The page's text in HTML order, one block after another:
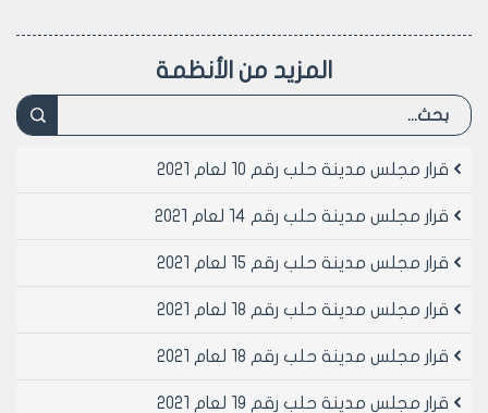
المزيد من الأنظمة
قرار مجلس مدينة حلب رقم 10 لعام 2021
قرار مجلس مدينة حلب رقم 14 لعام 2021
قرار مجلس مدينة حلب رقم 15 لعام 2021
قرار مجلس مدينة حلب رقم 18 لعام 2021
قرار مجلس مدينة حلب رقم 18 لعام 2021
قرار مجلس مدينة حلب رقم 19 لعام 2021